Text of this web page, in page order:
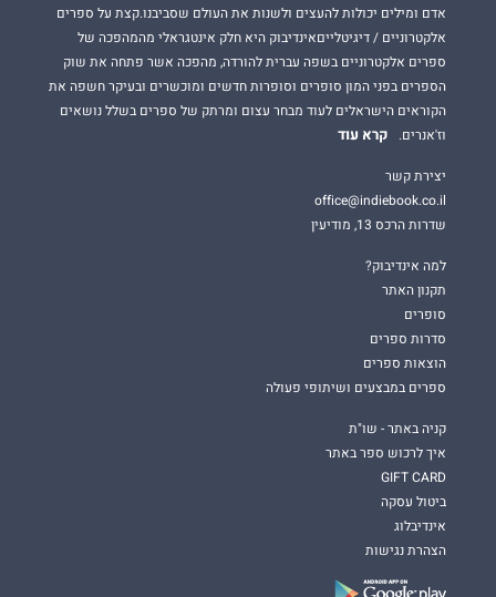
אדם ומילים יכולות להעצים ולשנות את העולם שסביבנו.קצת על ספרים
אלקטרוניים / דיגיטלייםאינדיבוק היא חלק אינטגראלי מהמהפכה של
ספרים אלקטרוניים בשפה עברית להורדה, מהפכה אשר פתחה את שוק
הספרים בפני המון סופרים וסופרות חדשים ומוכשרים ובעיקר חשפה את
הקוראים הישראלים לעוד מבחר עצום ומרתק של ספרים בשלל נושאים
וז'אנרים.
קרא עוד
יצירת קשר
office@indiebook.co.il
שדרות הרכס 13, מודיעין
למה אינדיבוק?
תקנון האתר
סופרים
סדרות ספרים
הוצאות ספרים
ספרים במבצעים ושיתופי פעולה
קניה באתר - שו"ת
איך לרכוש ספר באתר
GIFT CARD
ביטול עסקה
אינדיבלוג
הצהרת נגישות